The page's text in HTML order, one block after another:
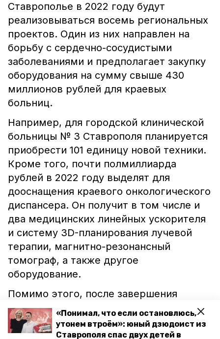
«Понимал, что если остановлюсь,
утонем втроём»: юный дзюдоист из
Ставрополя спас двух детей в
Ставрополье в 2022 году будут
реализовываться восемь региональных
проектов. Один из них направлен на
борьбу с сердечно-сосудистыми
заболеваниями и предполагает закупку
оборудования на сумму свыше 430
миллионов рублей для краевых
больниц.
Например, для городской клинической
больницы № 3 Ставрополя планируется
приобрести 101 единицу новой техники.
Кроме того, почти полмиллиарда
рублей в 2022 году выделят для
дооснащения краевого онкологического
диспансера. Он получит в том числе и
два медицинских линейных ускорителя
и систему 3D-планирования лучевой
терапии, магнитно-резонансный
томограф, а также другое
оборудование.
Помимо этого, после завершения
поставок техники, откроется и
четвёртый в крае центр амбулаторной
онкологической помощи. Он находится